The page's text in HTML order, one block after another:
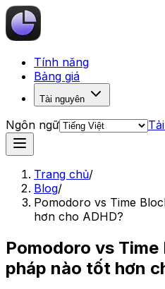
Tính năng
Bảng giá
Tài nguyên
Ngôn ngữ
Trang chủ/
Blog/
Pomodoro vs Time
hơn cho ADHD?
Pomodoro vs
pháp nào tốt hơn